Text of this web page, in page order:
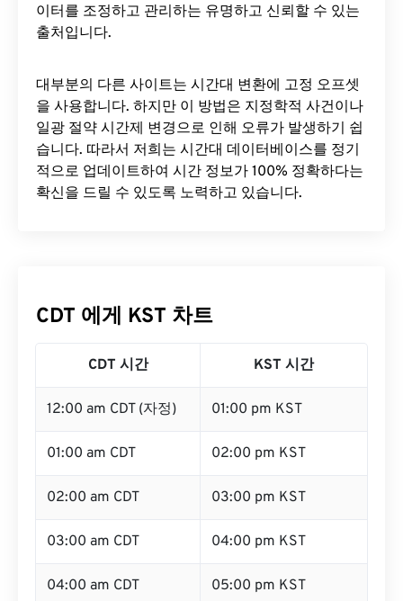
이터를 조정하고 관리하는 유명하고 신뢰할 수 있는
출처입니다.
대부분의 다른 사이트는 시간대 변환에 ​​고정 오프셋
을 사용합니다. 하지만 이 방법은 지정학적 사건이나
일광 절약 시간제 변경으로 인해 오류가 발생하기 쉽
습니다. 따라서 저희는 시간대 데이터베이스를 정기
적으로 업데이트하여 시간 정보가 100% 정확하다는
확신을 드릴 수 있도록 노력하고 있습니다.
CDT 에게 KST 차트
CDT 시간 KST 시간
12:00 am CDT (자정) 01:00 pm KST
01:00 am CDT 02:00 pm KST
02:00 am CDT 03:00 pm KST
03:00 am CDT 04:00 pm KST
04:00 am CDT 05:00 pm KST